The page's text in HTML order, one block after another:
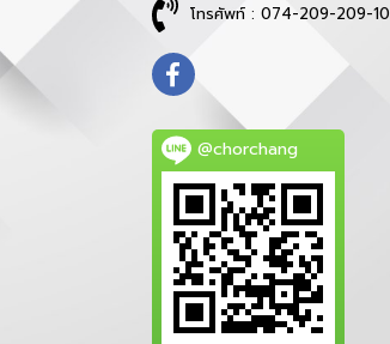
โทรศัพท์ : 074-209-209-10
@chorchang